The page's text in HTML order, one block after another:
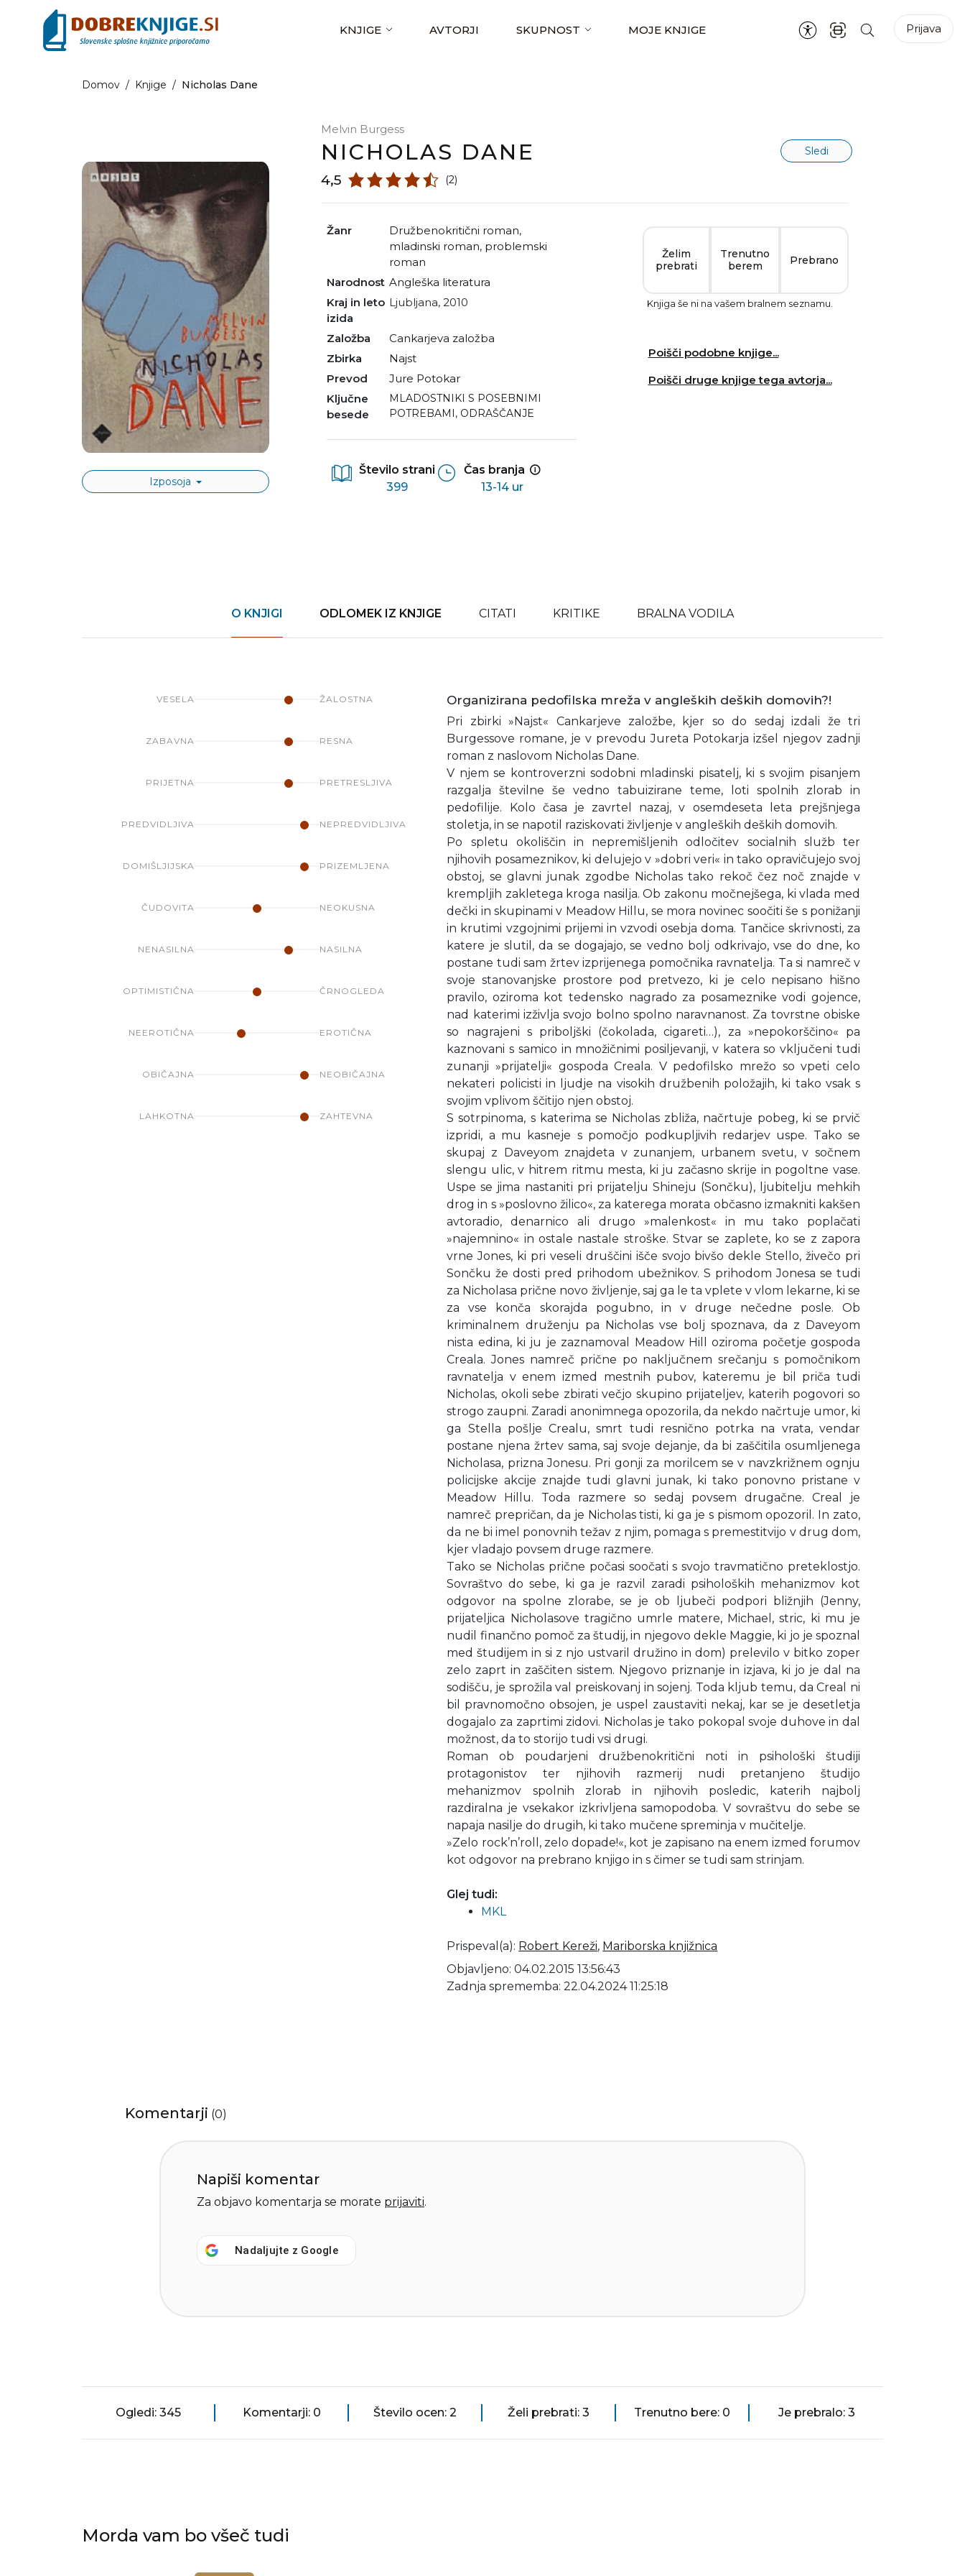
KNJIGE AVTORJI SKUPNOST MOJE KNJIGE Prijava
Domov / Knjige / Nicholas Dane
Izposoja
Melvin Burgess
NICHOLAS DANE Sledi
4,5 (2)
Žanr družbenokritični roman,
mladinski roman, problemski
roman
Narodnost
angleška literatura
Kraj in leto
izida
Ljubljana, 2010
Založba
Cankarjeva založba
Zbirka
Najst
Prevod
Jure Potokar
Ključne
besede
MLADOSTNIKI S POSEBNIMI
POTREBAMI, ODRAŠČANJE
Število strani
399
Čas branja
13-14 ur
Želim
prebrati
Trenutno
berem
Prebrano
Knjiga še ni na vašem bralnem seznamu.
Poišči podobne knjige...
Poišči druge knjige tega avtorja...
O KNJIGI ODLOMEK IZ KNJIGE CITATI KRITIKE BRALNA VODILA
VESELA ŽALOSTNA
ZABAVNA RESNA
PRIJETNA PRETRESLJIVA
PREDVIDLJIVA NEPREDVIDLJIVA
DOMIŠLJIJSKA PRIZEMLJENA
ČUDOVITA NEOKUSNA
NENASILNA NASILNA
OPTIMISTIČNA ČRNOGLEDA
NEEROTIČNA EROTIČNA
OBIČAJNA NEOBIČAJNA
LAHKOTNA ZAHTEVNA
Organizirana pedofilska mreža v angleških deških domovih?!
Pri zbirki »Najst« Cankarjeve založbe, kjer so do sedaj izdali že tri
Burgessove romane, je v prevodu Jureta Potokarja izšel njegov zadnji
roman z naslovom Nicholas Dane.
V njem se kontroverzni sodobni mladinski pisatelj, ki s svojim pisanjem
razgalja številne še vedno tabuizirane teme, loti spolnih zlorab in
pedofilije. Kolo časa je zavrtel nazaj, v osemdeseta leta prejšnjega
stoletja, in se napotil raziskovati življenje v angleških deških domovih.
Po spletu okoliščin in nepremišljenih odločitev socialnih služb ter
njihovih posameznikov, ki delujejo v »dobri veri« in tako opravičujejo svoj
obstoj, se glavni junak zgodbe Nicholas tako rekoč čez noč znajde v
krempljih zakletega kroga nasilja. Ob zakonu močnejšega, ki vlada med
dečki in skupinami v Meadow Hillu, se mora novinec soočiti še s ponižanji
in krutimi vzgojnimi prijemi in vzvodi osebja doma. Tančice skrivnosti, za
katere je slutil, da se dogajajo, se vedno bolj odkrivajo, vse do dne, ko
postane tudi sam žrtev izprijenega pomočnika ravnatelja. Ta si namreč v
svoje stanovanjske prostore pod pretvezo, ki je celo nepisano hišno
pravilo, oziroma kot tedensko nagrado za posameznike vodi gojence,
nad katerimi izživlja svojo bolno spolno naravnanost. Za tovrstne obiske
so nagrajeni s priboljški (čokolada, cigareti…), za »nepokorščino« pa
kaznovani s samico in množičnimi posiljevanji, v katera so vključeni tudi
zunanji »prijatelji« gospoda Creala. V pedofilsko mrežo so vpeti celo
nekateri policisti in ljudje na visokih družbenih položajih, ki tako vsak s
svojim vplivom ščitijo njen obstoj.
S sotrpinoma, s katerima se Nicholas zbliža, načrtuje pobeg, ki se prvič
izpridi, a mu kasneje s pomočjo podkupljivih redarjev uspe. Tako se
skupaj z Daveyom znajdeta v zunanjem, urbanem svetu, v sočnem
slengu ulic, v hitrem ritmu mesta, ki ju začasno skrije in pogoltne vase.
Uspe se jima nastaniti pri prijatelju Shineju (Sončku), ljubitelju mehkih
drog in s »poslovno žilico«, za katerega morata občasno izmakniti kakšen
avtoradio, denarnico ali drugo »malenkost« in mu tako poplačati
»najemnino« in ostale nastale stroške. Stvar se zaplete, ko se z zapora
vrne Jones, ki pri veseli druščini išče svojo bivšo dekle Stello, živečo pri
Sončku že dosti pred prihodom ubežnikov. S prihodom Jonesa se tudi
za Nicholasa prične novo življenje, saj ga le ta vplete v vlom lekarne, ki se
za vse konča skorajda pogubno, in v druge nečedne posle. Ob
kriminalnem druženju pa Nicholas vse bolj spoznava, da z Daveyom
nista edina, ki ju je zaznamoval Meadow Hill oziroma početje gospoda
Creala. Jones namreč prične po naključnem srečanju s pomočnikom
ravnatelja v enem izmed mestnih pubov, kateremu je bil priča tudi
Nicholas, okoli sebe zbirati večjo skupino prijateljev, katerih pogovori so
strogo zaupni. Zaradi anonimnega opozorila, da nekdo načrtuje umor, ki
ga Stella pošlje Crealu, smrt tudi resnično potrka na vrata, vendar
postane njena žrtev sama, saj svoje dejanje, da bi zaščitila osumljenega
Nicholasa, prizna Jonesu. Pri gonji za morilcem se v navzkrižnem ognju
policijske akcije znajde tudi glavni junak, ki tako ponovno pristane v
Meadow Hillu. Toda razmere so sedaj povsem drugačne. Creal je
namreč prepričan, da je Nicholas tisti, ki ga je s pismom opozoril. In zato,
da ne bi imel ponovnih težav z njim, pomaga s premestitvijo v drug dom,
kjer vladajo povsem druge razmere.
Tako se Nicholas prične počasi soočati s svojo travmatično preteklostjo.
Sovraštvo do sebe, ki ga je razvil zaradi psiholoških mehanizmov kot
odgovor na spolne zlorabe, se je ob ljubeči podpori bližnjih (Jenny,
prijateljica Nicholasove tragično umrle matere, Michael, stric, ki mu je
nudil finančno pomoč za študij, in njegovo dekle Maggie, ki jo je spoznal
med študijem in si z njo ustvaril družino in dom) prelevilo v bitko zoper
zelo zaprt in zaščiten sistem. Njegovo priznanje in izjava, ki jo je dal na
sodišču, je sprožila val preiskovanj in sojenj. Toda kljub temu, da Creal ni
bil pravnomočno obsojen, je uspel zaustaviti nekaj, kar se je desetletja
dogajalo za zaprtimi zidovi. Nicholas je tako pokopal svoje duhove in dal
možnost, da to storijo tudi vsi drugi.
Roman ob poudarjeni družbenokritični noti in psihološki študiji
protagonistov ter njihovih razmerij nudi pretanjeno študijo
mehanizmov spolnih zlorab in njihovih posledic, katerih najbolj
razdiralna je vsekakor izkrivljena samopodoba. V sovraštvu do sebe se
napaja nasilje do drugih, ki tako mučene spreminja v mučitelje.
»Zelo rock’n’roll, zelo dopade!«, kot je zapisano na enem izmed forumov
kot odgovor na prebrano knjigo in s čimer se tudi sam strinjam.
Glej tudi:
MKL
Prispeval(a): Robert Kereži, Mariborska knjižnica
Objavljeno: 04.02.2015 13:56:43
Zadnja sprememba: 22.04.2024 11:25:18
Komentarji (0)
Napiši komentar
Za objavo komentarja se morate prijaviti.
Nadaljujte z Google
Ogledi: 345 Komentarji: 0 Število ocen: 2 Želi prebrati: 3 Trenutno bere: 0 Je prebralo: 3
Morda vam bo všeč tudi